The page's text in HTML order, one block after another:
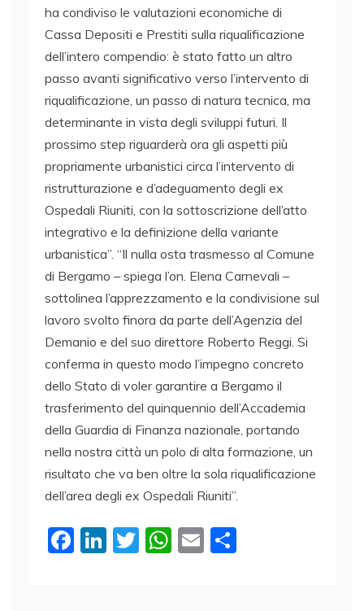
ha condiviso le valutazioni economiche di
Cassa Depositi e Prestiti sulla riqualificazione
dell’intero compendio: è stato fatto un altro
passo avanti significativo verso l’intervento di
riqualificazione, un passo di natura tecnica, ma
determinante in vista degli sviluppi futuri. Il
prossimo step riguarderà ora gli aspetti più
propriamente urbanistici circa l’intervento di
ristrutturazione e d’adeguamento degli ex
Ospedali Riuniti, con la sottoscrizione dell’atto
integrativo e la definizione della variante
urbanistica”. “Il nulla osta trasmesso al Comune
di Bergamo – spiega l’on. Elena Carnevali –
sottolinea l’apprezzamento e la condivisione sul
lavoro svolto finora da parte dell’Agenzia del
Demanio e del suo direttore Roberto Reggi. Si
conferma in questo modo l’impegno concreto
dello Stato di voler garantire a Bergamo il
trasferimento del quinquennio dell’Accademia
della Guardia di Finanza nazionale, portando
nella nostra città un polo di alta formazione, un
risultato che va ben oltre la sola riqualificazione
dell’area degli ex Ospedali Riuniti”.
F
Li T
W E